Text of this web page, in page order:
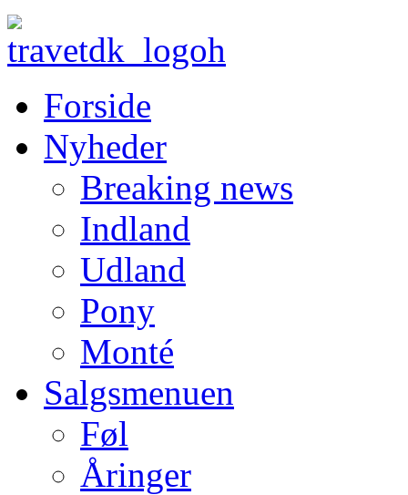
Forside
Nyheder
Breaking news
Indland
Udland
Pony
Monté
Salgsmenuen
Føl
Åringer